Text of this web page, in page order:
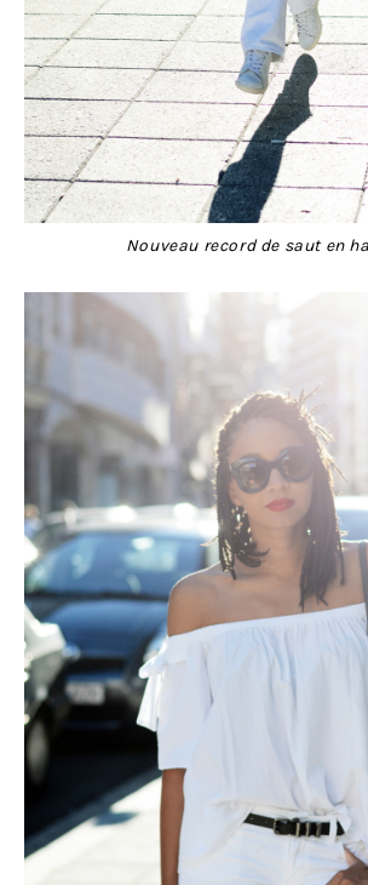
Nouveau record de saut en